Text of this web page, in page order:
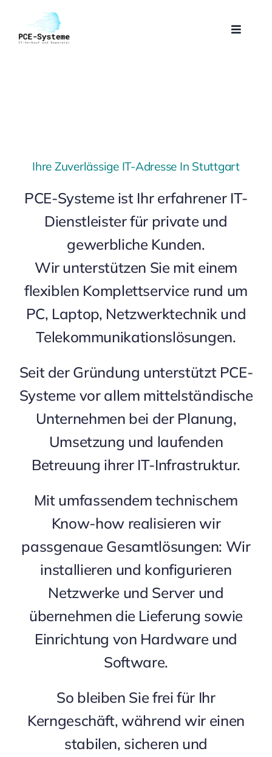
content
Toggle
Kontakt
Ihre Zuverlässige IT-Adresse In Stuttgart
PCE-Systeme ist Ihr erfahrener IT-
Dienstleister für private und
gewerbliche Kunden.
Wir unterstützen Sie mit einem
flexiblen Komplettservice rund um
PC, Laptop, Netzwerk­technik und
Telekommunikations­lösungen.
Seit der Gründung unterstützt PCE-
Systeme vor allem mittelständische
Unternehmen bei der Planung,
Umsetzung und laufenden
Betreuung ihrer IT-Infrastruktur.
Mit umfassendem technischem
Know-how realisieren wir
passgenaue Gesamtlösungen: Wir
installieren und konfigurieren
Netzwerke und Server und
übernehmen die Lieferung sowie
Einrichtung von Hardware und
Software.
So bleiben Sie frei für Ihr
Kerngeschäft, während wir einen
stabilen, sicheren und